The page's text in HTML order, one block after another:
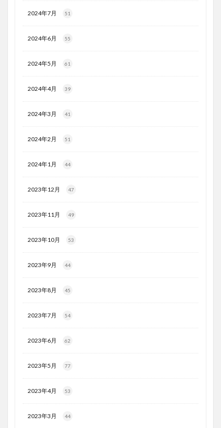
2024年7月 51
2024年6月 55
2024年5月 61
2024年4月 39
2024年3月 41
2024年2月 51
2024年1月 44
2023年12月 47
2023年11月 49
2023年10月 53
2023年9月 44
2023年8月 45
2023年7月 54
2023年6月 62
2023年5月 77
2023年4月 53
2023年3月 44